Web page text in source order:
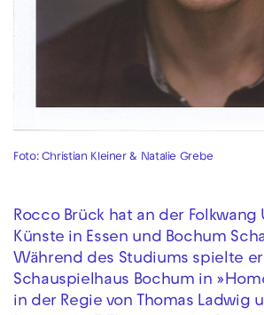
Foto: Christian Kleiner & Natalie Grebe
Rocco Brück hat an der
Künste in Essen und Bochum
Während des Studiums spielte
Schauspielhaus Bochum in
in der Regie von Thomas Ladwig